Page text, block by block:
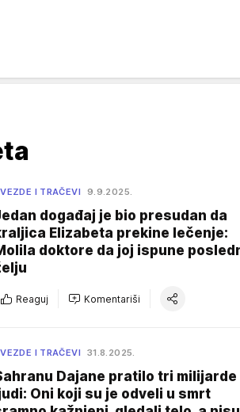
I TRAČEVI 9.9.2025.
događaj je bio presudan da
Elizabeta prekine lečenje:
doktore da joj ispune
Reaguj Komentariši
I TRAČEVI 31.8.2025.
Dajane pratilo tri milijarde
Oni koji su je odveli u smrt